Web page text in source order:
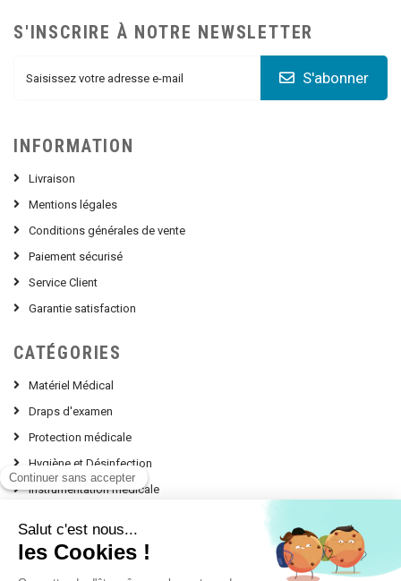
S'INSCRIRE À NOTRE NEWSLETTER
S'abonner
INFORMATION
Livraison
Mentions légales
Conditions générales de vente
Paiement sécurisé
Service Client
Garantie satisfaction
CATÉGORIES
Matériel Médical
Draps d'examen
Protection médicale
Hygiène et Désinfection
Instrumentation médicale
contact @ leprodumedical.com